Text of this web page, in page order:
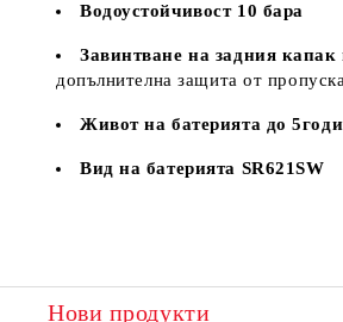
Водоустойчивост 10 бара
Завинтване на задния капак
допълнителна защита от
Живот на батерията до
Вид на батерията SR621SW
Нови продукти